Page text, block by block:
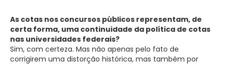
As cotas nos concursos públicos representam, de
certa forma, uma continuidade da política de cotas
nas universidades federais?
Sim, com certeza. Mas não apenas pelo fato de
corrigirem uma distorção histórica, mas também por